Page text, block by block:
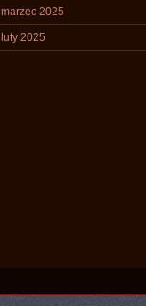
marzec 2025
luty 2025